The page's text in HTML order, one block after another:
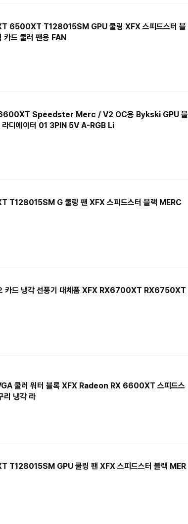
6500XT T128015SM GPU 쿨링 XFX 스피드스터 블
드 쿨러 팬용 FAN
Speedster Merc / V2 OC용 Bykski GPU 블
라디에이터 01 3PIN 5V A-RGB Li
T128015SM G 쿨링 팬 XFX 스피드스터 블랙 MERC
카드 냉각 선풍기 대체품 XFX RX6700XT RX6750XT
쿨러 워터 블록 XFX Radeon RX 6600XT 스피드스
냉각 라
GPU 쿨링 팬 XFX 스피드스터 블랙 MER